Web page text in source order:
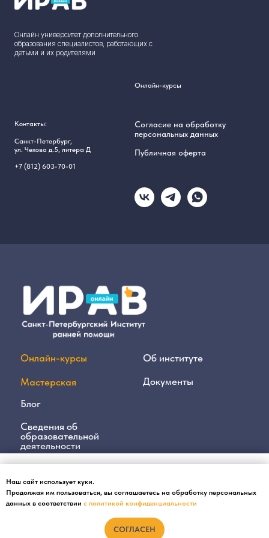
Продолжая им пользоваться, вы
данных в соответствии сполитикой в отношении обработки персональных
данных
СОГЛАСЕН
Онлайн университет дополнительного
образования специалистов, работающих с
детьми и их родителями
Онлайн-курсы
Контакты:
Санкт-Петербург,
ул. Чехова д.5, литера Д
+7 (812) 603-70-01
Согласие на обработку
персональных данных
Публичная оферта
Наш сайт использует куки.
Продолжая им пользоваться, вы соглашаетесь на обработку персональных
данных в соответствии с политикой конфиденциальности
СОГЛАСЕН